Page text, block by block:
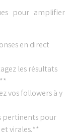
pour amplifier
en direct
les résultats
vos followers à y
pertinents pour
virales.**